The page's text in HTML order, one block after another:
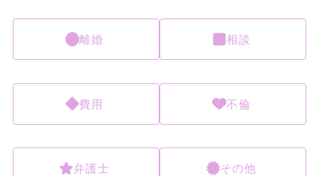
離婚 相談
費用 不倫
弁護士 その他